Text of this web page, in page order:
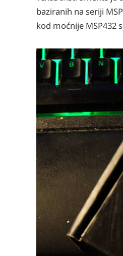
baziranih na seriji
kod moćnije MSP432